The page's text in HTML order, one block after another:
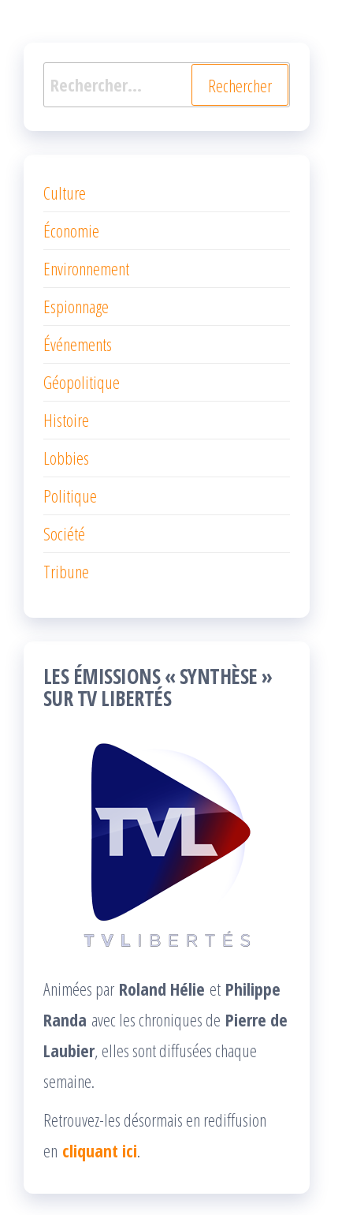
Rechercher :
Culture
Économie
Environnement
Espionnage
Événements
Géopolitique
Histoire
Lobbies
Politique
Société
Tribune
LES ÉMISSIONS « SYNTHÈSE »
SUR TV LIBERTÉS
Animées par Roland Hélie et Philippe
Randa avec les chroniques de Pierre de
Laubier, elles sont diffusées chaque
semaine.
Retrouvez-les désormais en rediffusion
en cliquant ici.